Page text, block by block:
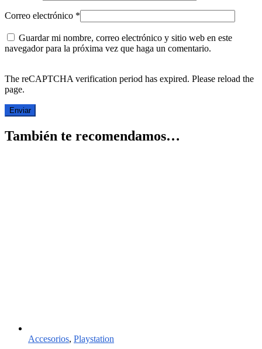
Correo electrónico *
Guardar mi nombre, correo electrónico y sitio web en este
navegador para la próxima vez que haga un comentario.
The reCAPTCHA verification period has expired. Please reload the
page.
También te recomendamos…
Accesorios, Playstation